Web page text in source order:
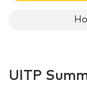
UITP